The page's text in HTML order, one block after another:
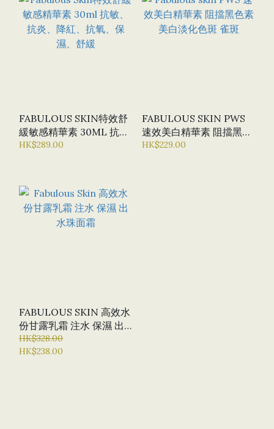
FABULOUS SKIN特效舒
緩敏感精華素 30ML 抗
敏、抗炎、降紅、抗氧、
HK$289.00
FABULOUS SKIN PWS
速效美白精華素 阻擋黑色
素 美白淡化色斑 雀斑
HK$229.00
FABULOUS SKIN 高效水
份甘露乳霜 注水 保濕 出
水珠面霜
HK$328.00
HK$238.00